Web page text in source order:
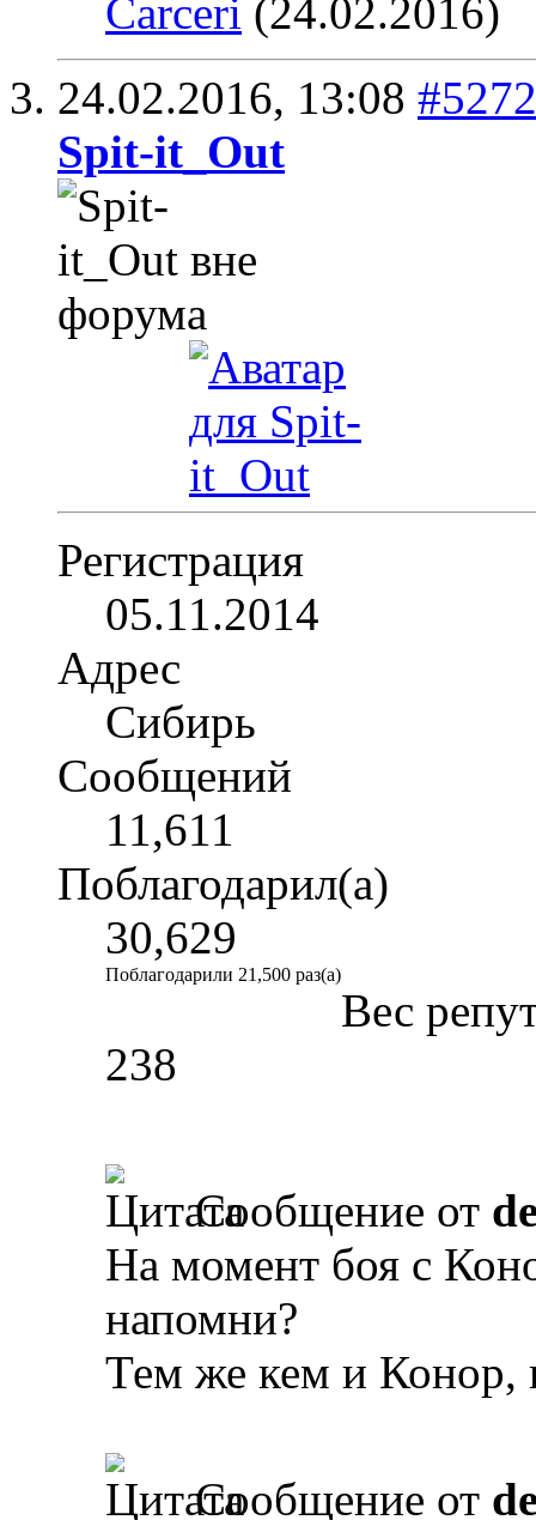
Carceri (24.02.2016)
24.02.2016, 13:08 #5272
Spit-it_Out
Регистрация
05.11.2014
Адрес
Сибирь
Сообщений
11,611
Поблагодарил(а)
30,629
Поблагодарили 21,500 раз(а)
Вес
238
Сообщение от
На момент боя с
напомни?
Тем же кем и Конор,
Сообщение от